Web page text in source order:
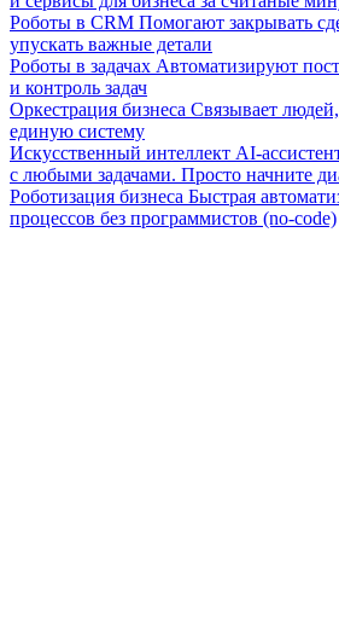
Роботы в CRM Помогают закрывать
упускать важные детали
Роботы в задачах Автоматизируют
и контроль задач
Оркестрация бизнеса Связывает
единую систему
Искусственный интеллект AI-
с любыми задачами. Просто начните
Роботизация бизнеса Быстрая
процессов без программистов (no-code)